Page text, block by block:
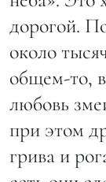
дорогой.
около
общем-то,
любовь
при этом
грива и